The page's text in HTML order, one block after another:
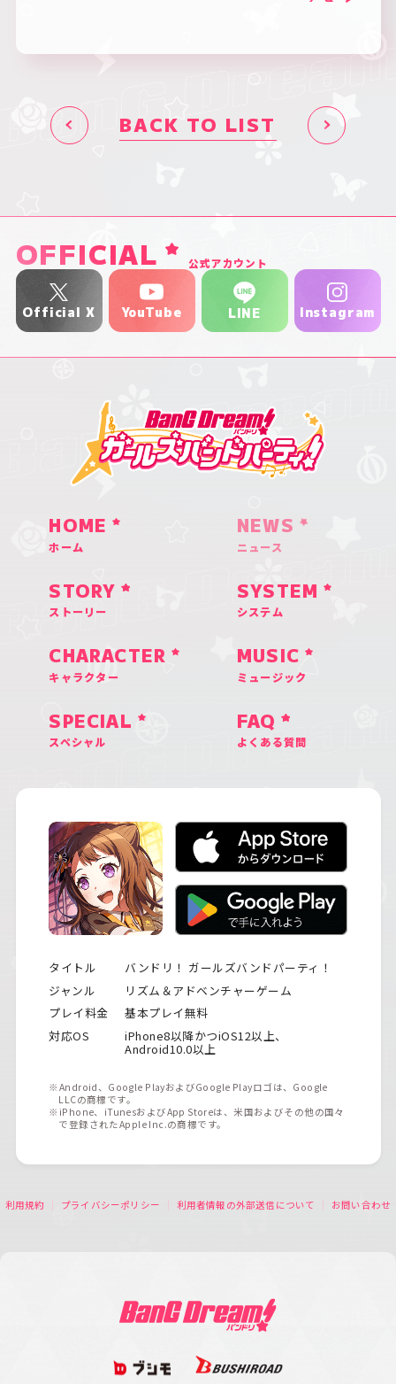
BACK TO LIST
OFFICIAL 公式アカウント
Official X YouTube LINE Instagram
HOME
ホーム
NEWS
ニュース
STORY
ストーリー
SYSTEM
システム
CHARACTER
キャラクター
MUSIC
ミュージック
SPECIAL
スペシャル
FAQ
よくある質問
タイトル
バンドリ！ ガールズバンドパーティ！
ジャンル
リズム＆アドベンチャーゲーム
プレイ料金
基本プレイ無料
対応OS
iPhone8以降かつiOS12以上、
Android10.0以上
※Android、Google PlayおよびGoogle Playロゴは、Google
LLCの商標です。
※iPhone、iTunesおよびApp Storeは、米国およびその他の国々
で登録されたApple Inc.の商標です。
利用規約 プライバシーポリシー 利用者情報の外部送信について お問い合わせ